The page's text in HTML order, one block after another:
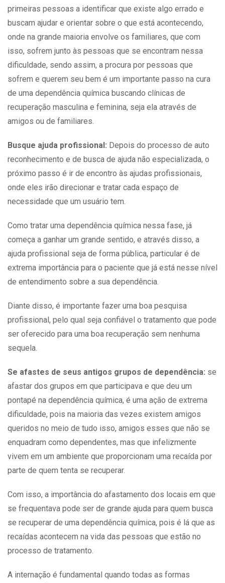
primeiras pessoas a identificar que existe algo errado e
buscam ajudar e orientar sobre o que está acontecendo,
onde na grande maioria envolve os familiares, que com
isso, sofrem junto às pessoas que se encontram nessa
dificuldade, sendo assim, a procura por pessoas que
sofrem e querem seu bem é um importante passo na cura
de uma dependência química buscando clínicas de
recuperação masculina e feminina, seja ela através de
amigos ou de familiares.
Busque ajuda profissional: Depois do processo de auto
reconhecimento e de busca de ajuda não especializada, o
próximo passo é ir de encontro às ajudas profissionais,
onde eles irão direcionar e tratar cada espaço de
necessidade que um usuário tem.
Como tratar uma dependência química nessa fase, já
começa a ganhar um grande sentido, e através disso, a
ajuda profissional seja de forma pública, particular é de
extrema importância para o paciente que já está nesse nível
de entendimento sobre a sua dependência.
Diante disso, é importante fazer uma boa pesquisa
profissional, pelo qual seja confiável o tratamento que pode
ser oferecido para uma boa recuperação sem nenhuma
sequela.
Se afastes de seus antigos grupos de dependência: se
afastar dos grupos em que participava e que deu um
pontapé na dependência química, é uma ação de extrema
dificuldade, pois na maioria das vezes existem amigos
queridos no meio de tudo isso, amigos esses que não se
enquadram como dependentes, mas que infelizmente
vivem em um ambiente que proporcionam uma recaída por
parte de quem tenta se recuperar.
Com isso, a importância do afastamento dos locais em que
se frequentava pode ser de grande ajuda para quem busca
se recuperar de uma dependência química, pois é lá que as
recaídas acontecem na vida das pessoas que estão no
processo de tratamento.
A internação é fundamental quando todas as formas